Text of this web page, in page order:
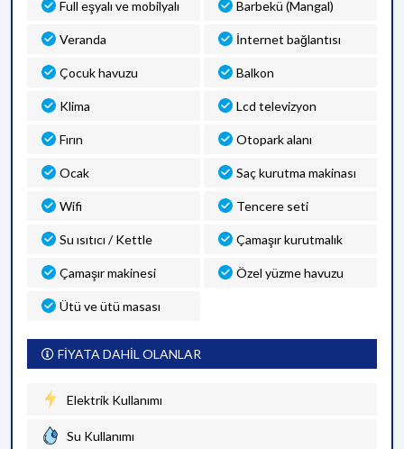
Full eşyalı ve mobilyalı Barbekü (Mangal)
Veranda İnternet bağlantısı
Çocuk havuzu Balkon
Klima Lcd televizyon
Fırın Otopark alanı
Ocak Saç kurutma makinası
Wifi Tencere seti
Su ısıtıcı / Kettle Çamaşır kurutmalık
Çamaşır makinesi Özel yüzme havuzu
Ütü ve ütü masası
FİYATA DAHİL OLANLAR
Elektrik Kullanımı
Su Kullanımı